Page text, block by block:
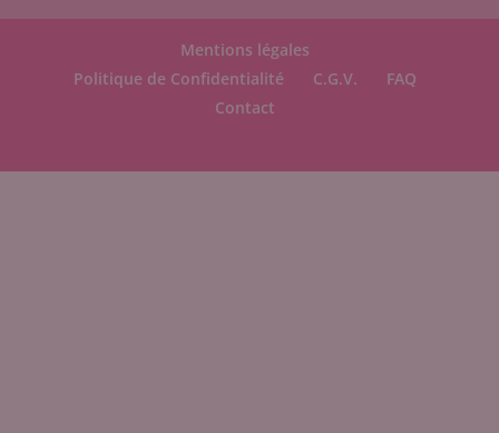
Mentions légales
Politique de Confidentialité
C.G.V.
FAQ
Contact